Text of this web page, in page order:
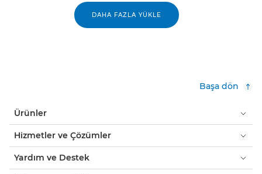
DAHA FAZLA YÜKLE
Başa dön
Ürünler
Hizmetler ve Çözümler
Yardım ve Destek